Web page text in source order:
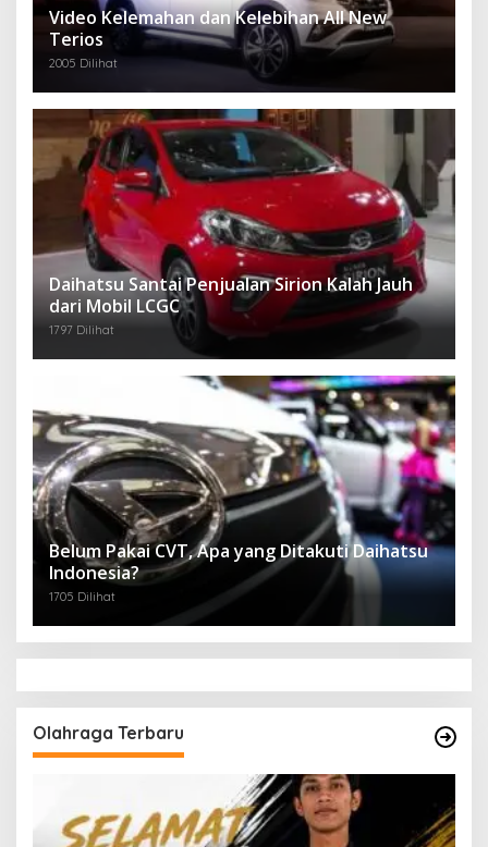
Video Kelemahan dan Kelebihan All New
Terios
2005 Dilihat
Daihatsu Santai Penjualan Sirion Kalah Jauh
dari Mobil LCGC
1797 Dilihat
Belum Pakai CVT, Apa yang Ditakuti Daihatsu
Indonesia?
1705 Dilihat
Olahraga Terbaru